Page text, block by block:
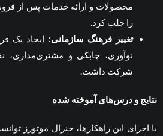
محصولات و ارائه خدمات پس از
را جلب کرد.
تغییر فرهنگ سازمانی: ایجاد یک
نوآوری، چابکی و
شرکت داشت.
نتایج و درس‌های آموخته شده
با اجرای این راهکارها، جنرال موتورز